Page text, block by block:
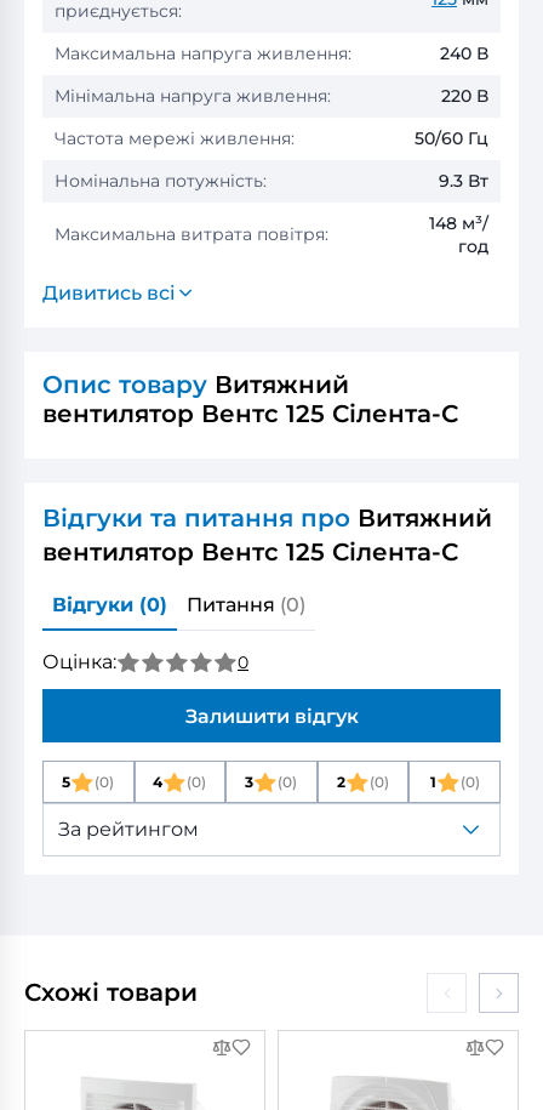
приєднується:
Максимальна напруга живлення:
240 В
Мінімальна напруга живлення:
220 В
Частота мережі живлення:
50/60 Гц
Номінальна потужність:
9.3 Вт
Максимальна витрата повітря:
148 м³/
год
Дивитись всі
Опис товару Витяжний
вентилятор Вентс 125 Сілента-С
Відгуки та питання про Витяжний
вентилятор Вентс 125 Сілента-С
Відгуки (0) Питання (0)
Оцінка: 0
Залишити відгук
5 (0) 4 (0) 3 (0) 2 (0) 1 (0)
За рейтингом
Схожі товари